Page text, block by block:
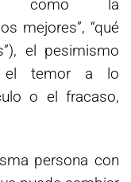
como la
mejores”, “qué
el pesimismo
el temor a lo
o el fracaso,
persona con